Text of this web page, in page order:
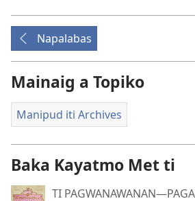
Napalabas
Mainaig a Topiko
Manipud iti Archives
Baka Kayatmo Met ti
TI PAGWANAWANAN